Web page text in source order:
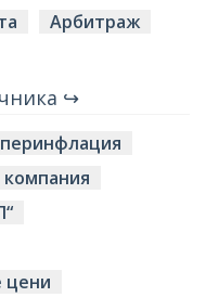
Арбитраж
↪
цени